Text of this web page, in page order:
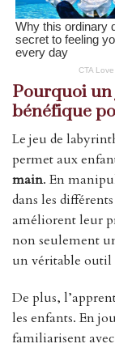
Pourquoi un
bénéfique
Le jeu de
permet aux
main. En
dans les
améliorent leur
non seulement
un véritable outil
De plus,
les enfants. En
familiarisent